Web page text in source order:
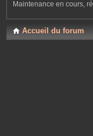
Maintenance en cours,
Accueil du forum